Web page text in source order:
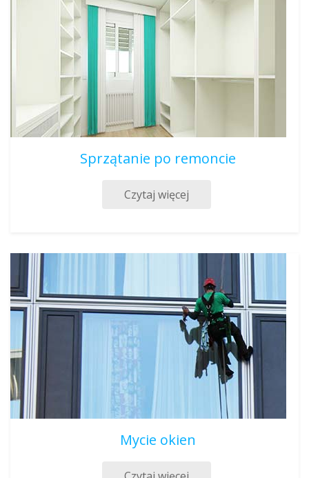
Sprzątanie po remoncie
Czytaj więcej
Mycie okien